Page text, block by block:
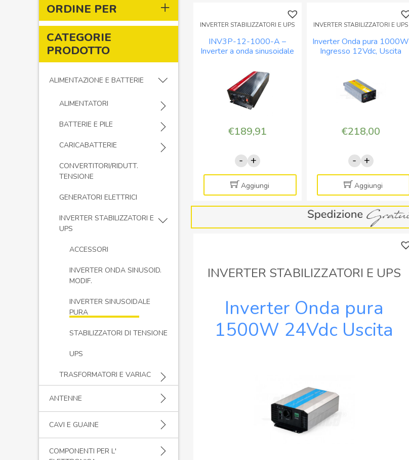
ORDINE PER
CATEGORIE
PRODOTTO
ALIMENTAZIONE E BATTERIE
ALIMENTATORI
BATTERIE E PILE
CARICABATTERIE
CONVERTITORI/RIDUTT.
TENSIONE
GENERATORI ELETTRICI
INVERTER STABILIZZATORI E
UPS
ACCESSORI
INVERTER ONDA SINUSOID.
MODIF.
INVERTER SINUSOIDALE
PURA
STABILIZZATORI DI TENSIONE
UPS
TRASFORMATORI E VARIAC
ANTENNE
CAVI E GUAINE
COMPONENTI PER L'
INVERTER STABILIZZATORI E UPS
INV3P-12-1000-A –
Inverter a onda sinusoidale
€189,91
-
INV3P-
12-
1000-
A
-
pura
quantità
+
Aggiungi
INVERTER STABILIZZATORI E UPS
Inverter Onda pura 1000W
Ingresso 12Vdc, Uscita
€218,00
-
Inverter
Onda
pura
1000W
Ingresso
12Vdc,
con
quantità
+
Aggiungi
INVERTER STABILIZZATORI E UPS
Inverter Onda pura
1500W 24Vdc Uscita